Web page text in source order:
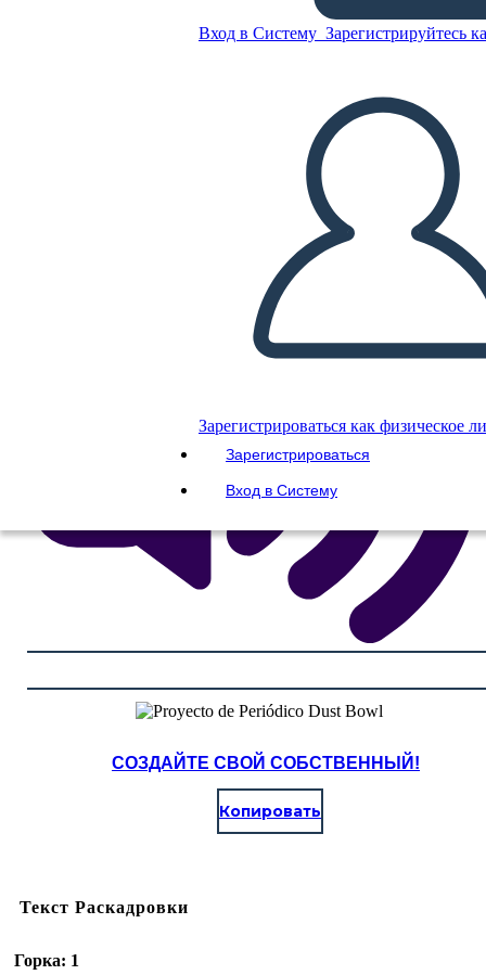
Вход в Систему Зарегистрируйтесь
Зарегистрироваться как физическое
Зарегистрироваться
Вход в Систему
СОЗДАТЬ РАСКАДРОВКУ
ВОСПРОИЗВЕСТИ СЛАЙД-ШОУ
ПОЧИТАЙ МНЕ
СОЗДАЙТЕ СВОЙ СОБСТВЕННЫЙ!
Копировать
Текст Раскадровки
Горка: 1